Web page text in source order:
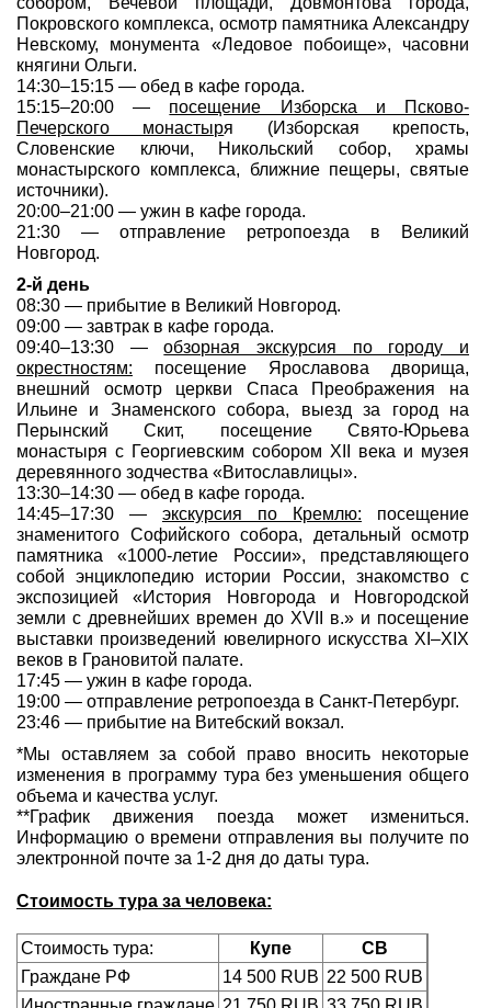
Покровского комплекса, осмотр памятника Александру
Невскому, монумента «Ледовое побоище», часовни
княгини Ольги.
14:30–15:15 — обед в кафе города.
15:15–20:00 — посещение Изборска и Псково-
Печерского монастыря (Изборская крепость,
Словенские ключи, Никольский собор, храмы
монастырского комплекса, ближние пещеры, святые
источники).
20:00–21:00 — ужин в кафе города.
21:30 — отправление ретропоезда в Великий
Новгород.
2-й день
08:30 — прибытие в Великий Новгород.
09:00 — завтрак в кафе города.
09:40–13:30 —обзорная экскурсия по городу и
окрестностям: посещение Ярославова дворища,
внешний осмотр церкви Спаса Преображения на
Ильине и Знаменского собора, выезд за город на
Перынский Скит, посещение Свято-Юрьева
монастыря с Георгиевским собором ХII века и музея
деревянного зодчества «Витославлицы».
13:30–14:30 — обед в кафе города.
14:45–17:30 — экскурсия по Кремлю: посещение
знаменитого Софийского собора, детальный осмотр
памятника «1000-летие России», представляющего
собой энциклопедию истории России, знакомство с
экспозицией «История Новгорода и Новгородской
земли с древнейших времен до XVII в.» и посещение
выставки произведений ювелирного искусства XI–XIX
веков в Грановитой палате.
17:45 — ужин в кафе города.
19:00 — отправление ретропоезда в Санкт-Петербург.
23:46 — прибытие на Витебский вокзал.
*Мы оставляем за собой право вносить некоторые
изменения в программу тура без уменьшения общего
объема и качества услуг.
**График движения поезда может измениться.
Информацию о времени отправления вы получите по
электронной почте за 1-2 дня до даты тура.
Стоимость тура за человека:
Стоимость тура: Купе
СВ
Граждане РФ
14 500 RUB 22 500 RUB